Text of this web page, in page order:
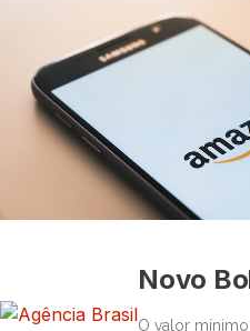
Novo
O valor